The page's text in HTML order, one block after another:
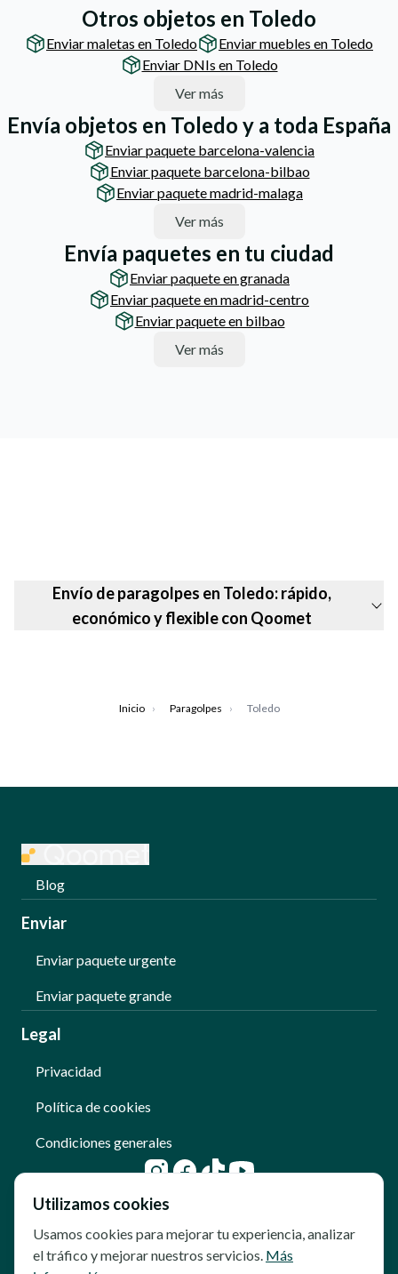
Otros objetos en Toledo
Enviar maletas en Toledo
Enviar muebles en Toledo
Enviar DNIs en Toledo
Ver más
Envía objetos en Toledo y a toda España
Enviar paquete barcelona-valencia
Enviar paquete barcelona-bilbao
Enviar paquete madrid-malaga
Ver más
Envía paquetes en tu ciudad
Enviar paquete en granada
Enviar paquete en madrid-centro
Enviar paquete en bilbao
Ver más
Envío de paragolpes en Toledo: rápido,
económico y flexible con Qoomet
Inicio › Paragolpes › Toledo
Blog
Enviar
Enviar paquete urgente
Enviar paquete grande
Legal
Privacidad
Política de cookies
Condiciones generales
Utilizamos cookies
Usamos cookies para mejorar tu experiencia, analizar
el tráfico y mejorar nuestros servicios. Más